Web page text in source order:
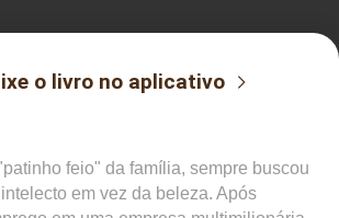
o livro no aplicativo
feio" da família, sempre buscou
em vez da beleza. Após